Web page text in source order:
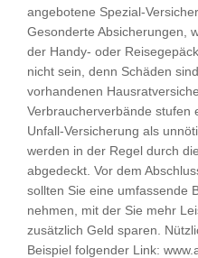
angebotene Spezial-
Gesonderte Absicherungen,
der Handy- oder
nicht sein, denn Schäden
vorhandenen
Verbraucherverbände stufen
Unfall-Versicherung als
werden in der Regel durch die
abgedeckt. Vor dem
sollten Sie eine umfassende
nehmen, mit der Sie mehr
zusätzlich Geld sparen.
Beispiel folgender Link: